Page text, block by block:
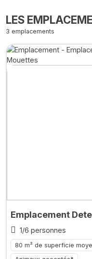
LES
3 emplacements
Emplacement
1/6 personnes
80 m² de superficie